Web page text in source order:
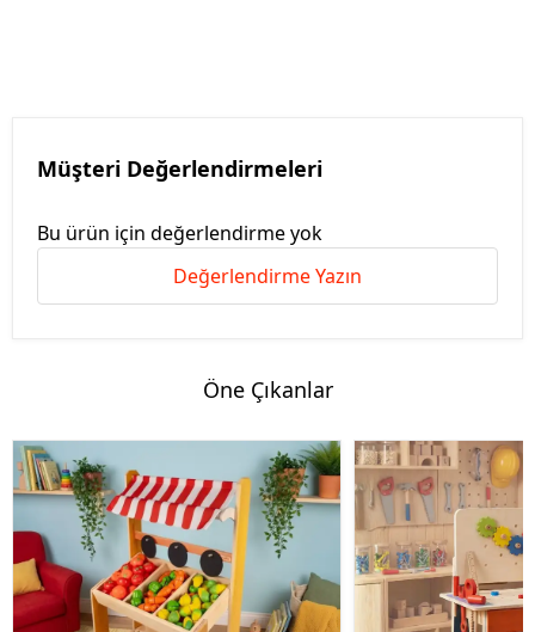
Müşteri Değerlendirmeleri
Bu ürün için değerlendirme yok
Değerlendirme Yazın
Öne Çıkanlar